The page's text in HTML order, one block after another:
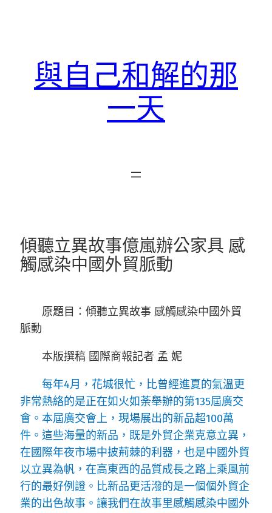
與自己和解的那
一天
傾聽立異故事億嵐辦公家具 感
觸感染中國外貿脈動
原題目： 傾聽立異故事 感觸感染中國外貿
脈動
本版撰稿 國際商報記者 孟 妮
每年4月，花城很忙，比曾經進夏的氣溫更
非常熱絡的是正在如火如荼舉辦的第135屆廣交
會。本屆廣交會上，現場展出的新品超100萬
件。這些海量的新品，既是外貿企業克意立異，
在國際年夜市場中披荊棘的利器，也是中國外貿
以立異為帆，在高東西的品質成長之路上乘風前
行的最好例證。比新品更活潑的是一個個外貿企
業的出色故事。讓我們在故事里感觸感染中國外